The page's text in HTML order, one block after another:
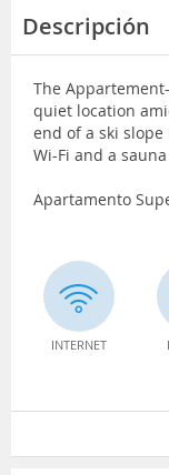
Descripción
The
quiet location
end of a ski
Wi-Fi and a sauna
Apartamento
INTERNET